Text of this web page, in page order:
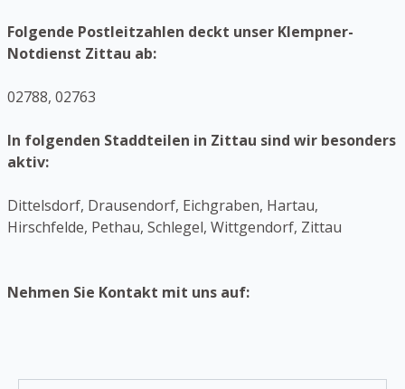
Folgende Postleitzahlen deckt unser Klempner-
Notdienst Zittau ab:
02788, 02763
In folgenden Staddteilen in Zittau sind wir besonders
aktiv:
Dittelsdorf, Drausendorf, Eichgraben, Hartau,
Hirschfelde, Pethau, Schlegel, Wittgendorf, Zittau
Nehmen Sie Kontakt mit uns auf: